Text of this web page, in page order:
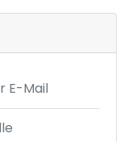
E-Mail